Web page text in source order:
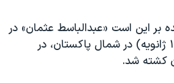
اسرائیل
بر این است «عبدالباسط عثمان» در
حمله ۲۴ دی ماه (۱۴ ژانویه) در شمال پاکستان، در
کشته شد.